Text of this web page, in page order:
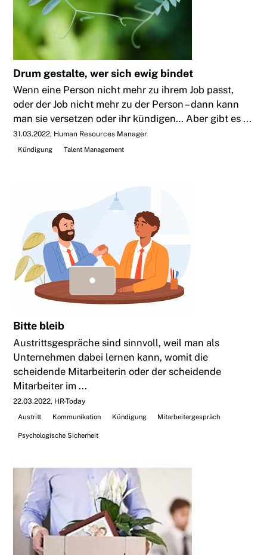
Drum gestalte, wer sich ewig bindet
Wenn eine Person nicht mehr zu ihrem Job passt,
oder der Job nicht mehr zu der Person – dann kann
man sie versetzen oder ihr kündigen… Aber gibt es ...
31.03.2022 Human Resources Manager
Kündigung
Talent Management
Bitte bleib
Austrittsgespräche sind sinnvoll, weil man als
Unternehmen dabei lernen kann, womit die
scheidende Mitarbeiterin oder der scheidende
Mitarbeiter im ...
22.03.2022 HR-Today
Austritt
Kommunikation Kündigung Mitarbeitergespräch
Psychologische Sicherheit